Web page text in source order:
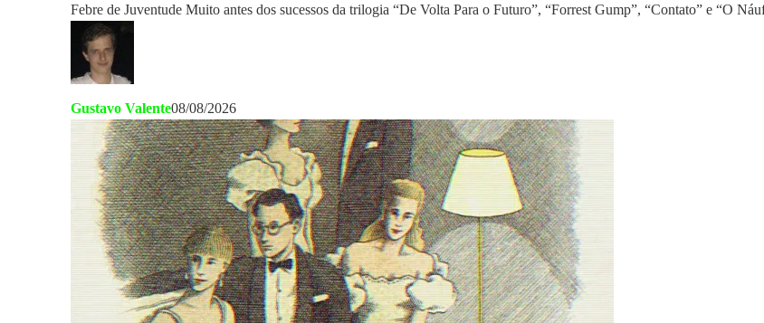
Febre de Juventude Muito antes dos sucessos da trilogia “De Volta Para o Futuro”, “Forrest Gump”, “Contato” e “O
Gustavo Valente08/08/2026